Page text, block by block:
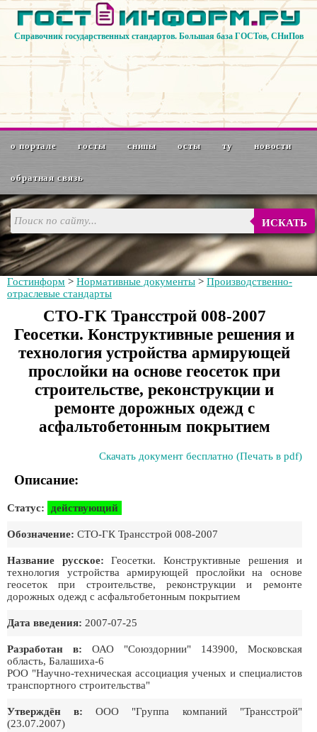
Справочник государственных стандартов. Большая база ГОСТов, СНиПов
о портале госты снипы осты ту новости
обратная связь
ИСКАТЬ
Гостинформ > Нормативные документы > Производственно-
отраслевые стандарты
СТО-ГК Трансстрой 008-2007
Геосетки. Конструктивные решения и
технология устройства армирующей
прослойки на основе геосеток при
строительстве, реконструкции и
ремонте дорожных одежд с
асфальтобетонным покрытием
Скачать документ бесплатно (Печать в pdf)
Описание:
Статус: действующий
Обозначение: СТО-ГК Трансстрой 008-2007
Название русское: Геосетки. Конструктивные решения и
технология устройства армирующей прослойки на основе
геосеток при строительстве, реконструкции и ремонте
дорожных одежд с асфальтобетонным покрытием
Дата введения: 2007-07-25
Разработан в: ОАО "Союздорнии" 143900, Московская
область, Балашиха-6
РОО "Научно-техническая ассоциация ученых и специалистов
транспортного строительства"
Утверждён в: ООО "Группа компаний "Трансстрой"
(23.07.2007)